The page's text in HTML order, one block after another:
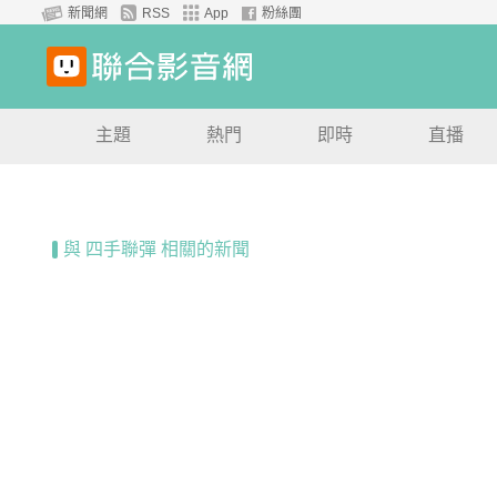
新聞網 RSS App 粉絲團
主題 熱門 即時 直播
與 四手聯彈 相關的新聞